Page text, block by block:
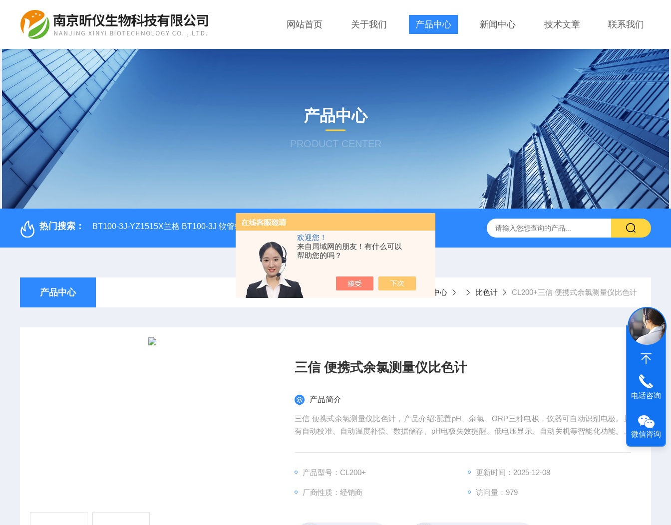
欢迎您！
来自局域网的朋友！有什么可以
帮助您的吗？
网站首页 关于我们 产品中心 新闻中心 技术文章 联系我们
产品中心
PRODUCT CENTER
热门搜索： BT100-3J-YZ1515X兰格 BT100-3J 软管蠕动泵 LDS-1G上海青浦绿洲粮食谷物水分测定仪 叶拓 MGC-1000P 恒温恒湿光照培养箱 LRH-300DB叶拓
产品中心 当前位置：首页 产品中心 比色计 CL200+三信 便携式余氯测量仪比色计
三信 便携式余氯测量仪比色计
产品简介
三信 便携式余氯测量仪比色计，产品介绍:配置pH、余氯、ORP三种电极，仪器可自动识别电极。具
有自动校准、自动温度补偿、数据储存、pH电极失效提醒、低电压显示、自动关机等智能化功能。带
产品型号：CL200+ 更新时间：2025-12-08
厂商性质：经销商 访问量：979
电话咨询
微信咨询